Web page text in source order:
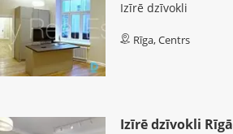
Izīrē dzīvokli
Rīga, Centrs
Izīrē dzīvokli Rīgā